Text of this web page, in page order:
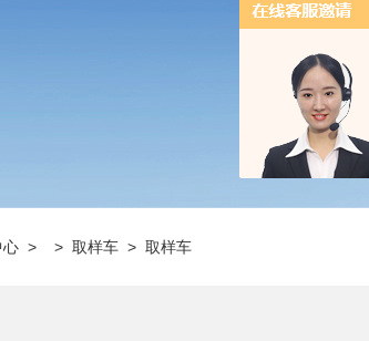
心 > >取样车 > 取样车